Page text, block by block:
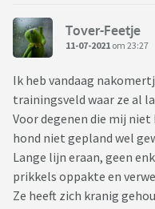
Tover-Feetje
11-07-2021 om 23:27
Ik heb vandaag
trainingsveld waar ze al
Voor degenen die mij
hond niet gepland wel
Lange lijn eraan, geen
prikkels oppakte en
Ze heeft zich kranig